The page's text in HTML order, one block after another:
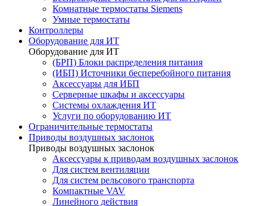
Комнатные термостаты Siemens
Умные термостаты
Контроллеры
Оборудование для ИТ
Оборудование для ИТ
(БРП) Блоки распределения питания
(ИБП) Источники бесперебойного питания
Аксессуары для ИБП
Серверные шкафы и аксессуары
Системы охлаждения ИТ
Услуги по оборудованию ИТ
Ограничительные термостаты
Приводы воздушных заслонок
Приводы воздушных заслонок
Аксессуары к приводам воздушных заслонок
Для систем вентиляции
Для систем рельсового транспорта
Компактные VAV
Линейного действия